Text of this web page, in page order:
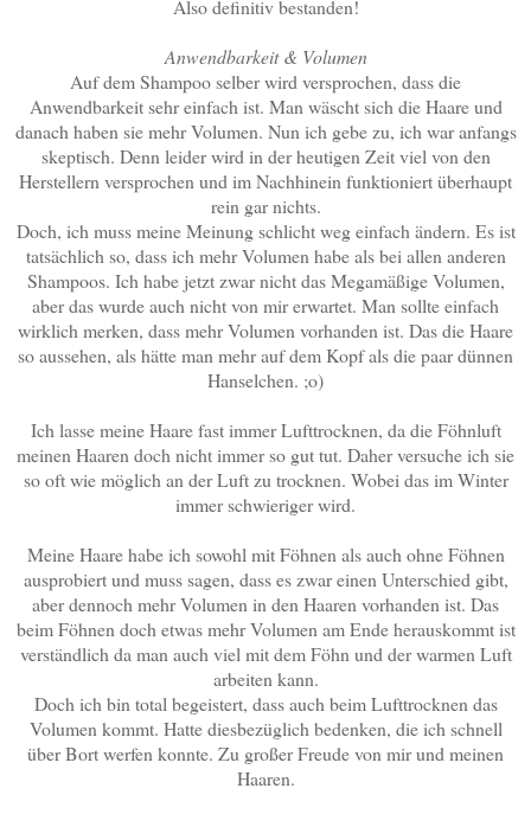
Also definitiv bestanden!
Anwendbarkeit & Volumen
Auf dem Shampoo selber wird versprochen, dass die
Anwendbarkeit sehr einfach ist. Man wäscht sich die Haare und
danach haben sie mehr Volumen. Nun ich gebe zu, ich war anfangs
skeptisch. Denn leider wird in der heutigen Zeit viel von den
Herstellern versprochen und im Nachhinein funktioniert überhaupt
rein gar nichts.
Doch, ich muss meine Meinung schlicht weg einfach ändern. Es ist
tatsächlich so, dass ich mehr Volumen habe als bei allen anderen
Shampoos. Ich habe jetzt zwar nicht das Megamäßige Volumen,
aber das wurde auch nicht von mir erwartet. Man sollte einfach
wirklich merken, dass mehr Volumen vorhanden ist. Das die Haare
so aussehen, als hätte man mehr auf dem Kopf als die paar dünnen
Hanselchen. ;o)
Ich lasse meine Haare fast immer Lufttrocknen, da die Föhnluft
meinen Haaren doch nicht immer so gut tut. Daher versuche ich sie
so oft wie möglich an der Luft zu trocknen. Wobei das im Winter
immer schwieriger wird.
Meine Haare habe ich sowohl mit Föhnen als auch ohne Föhnen
ausprobiert und muss sagen, dass es zwar einen Unterschied gibt,
aber dennoch mehr Volumen in den Haaren vorhanden ist. Das
beim Föhnen doch etwas mehr Volumen am Ende herauskommt ist
verständlich da man auch viel mit dem Föhn und der warmen Luft
arbeiten kann.
Doch ich bin total begeistert, dass auch beim Lufttrocknen das
Volumen kommt. Hatte diesbezüglich bedenken, die ich schnell
über Bort werfen konnte. Zu großer Freude von mir und meinen
Haaren.